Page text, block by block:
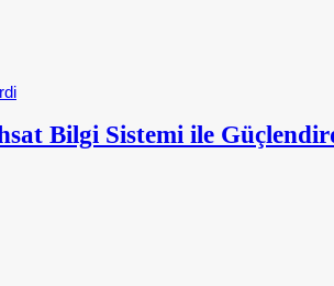
Bilgi Sistemi ile